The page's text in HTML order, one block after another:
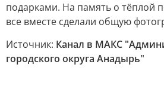
подарками. На память о тёплой
все вместе сделали общую
Источник: Канал в МАКС
городского округа Анадырь"